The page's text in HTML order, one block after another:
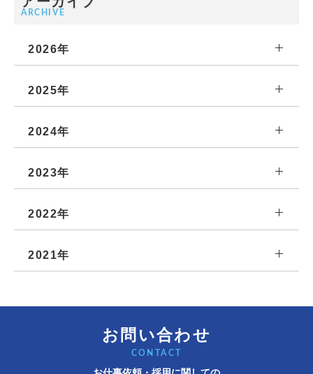
ARCHIVE
2026年
2025年
2024年
2023年
2022年
2021年
お問い合わせ
CONTACT